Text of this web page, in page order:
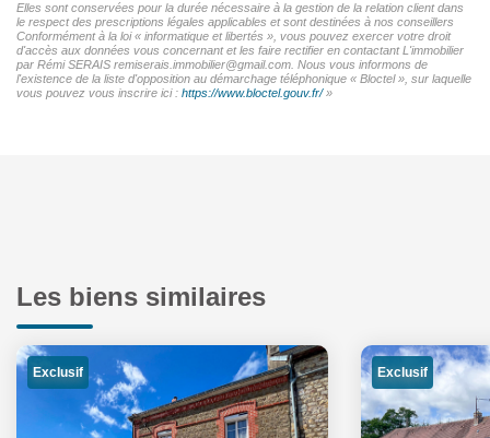
Elles sont conservées pour la durée nécessaire à la gestion de la relation client dans
le respect des prescriptions légales applicables et sont destinées à nos conseillers
Conformément à la loi « informatique et libertés », vous pouvez exercer votre droit
d'accès aux données vous concernant et les faire rectifier en contactant L'immobilier
par Rémi SERAIS remiserais.immobilier@gmail.com. Nous vous informons de
l'existence de la liste d'opposition au démarchage téléphonique « Bloctel », sur laquelle
vous pouvez vous inscrire ici : https://www.bloctel.gouv.fr/»
Les biens similaires
Exclusif Exclusif